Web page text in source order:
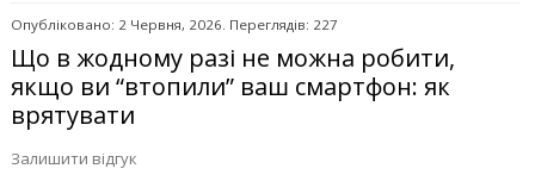
Опубліковано: 2 Червня, 2026. Переглядів: 227
Що в жодному разі не можна робити,
якщо ви “втопили” ваш смартфон: як
врятувати
Залишити відгук